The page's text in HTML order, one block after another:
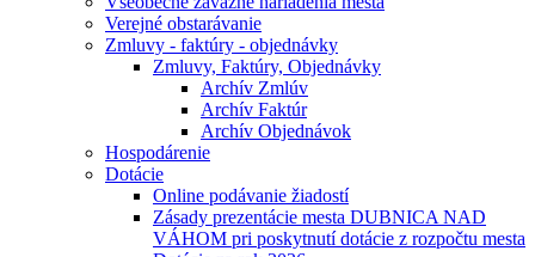
Verejné obstarávanie
Zmluvy - faktúry - objednávky
Zmluvy, Faktúry, Objednávky
Archív Zmlúv
Archív Faktúr
Archív Objednávok
Hospodárenie
Dotácie
Online podávanie žiadostí
Zásady prezentácie mesta DUBNICA NAD
VÁHOM pri poskytnutí dotácie z rozpočtu mesta